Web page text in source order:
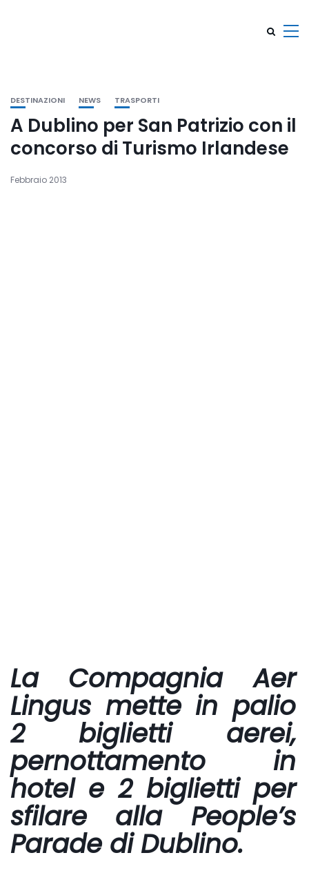
DESTINAZIONI NEWS TRASPORTI
A Dublino per San Patrizio con il
concorso di Turismo Irlandese
Febbraio 2013
La Compagnia Aer
Lingus mette in palio
2 biglietti aerei,
pernottamento in
hotel e 2 biglietti per
sfilare alla People’s
Parade di Dublino.